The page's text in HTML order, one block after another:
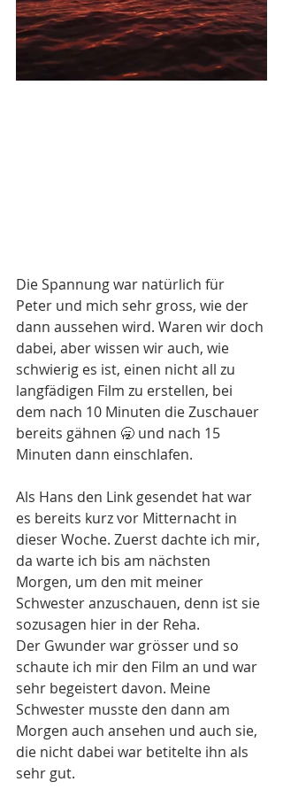
Die Spannung war natürlich für
Peter und mich sehr gross, wie der
dann aussehen wird. Waren wir doch
dabei, aber wissen wir auch, wie
schwierig es ist, einen nicht all zu
langfädigen Film zu erstellen, bei
dem nach 10 Minuten die Zuschauer
bereits gähnen 🥱 und nach 15
Minuten dann einschlafen.
Als Hans den Link gesendet hat war
es bereits kurz vor Mitternacht in
dieser Woche. Zuerst dachte ich mir,
da warte ich bis am nächsten
Morgen, um den mit meiner
Schwester anzuschauen, denn ist sie
sozusagen hier in der Reha.
Der Gwunder war grösser und so
schaute ich mir den Film an und war
sehr begeistert davon. Meine
Schwester musste den dann am
Morgen auch ansehen und auch sie,
die nicht dabei war betitelte ihn als
sehr gut.